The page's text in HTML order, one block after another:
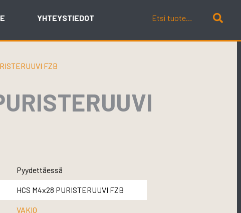
YHTEYSTIEDOT
FZB
Pyydettäessä
HCS M4x28 PURISTERUUVI FZB
VAKIO